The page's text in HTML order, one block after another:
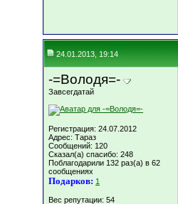
24.01.2013, 19:14
-=Володя=-
Завсегдатай
Регистрация: 24.07.2012
Адрес: Тараз
Сообщений: 120
Сказал(а) спасибо: 248
Поблагодарили 132 раз(а) в 62
сообщениях
Подарков: 1
Вес репутации: 54